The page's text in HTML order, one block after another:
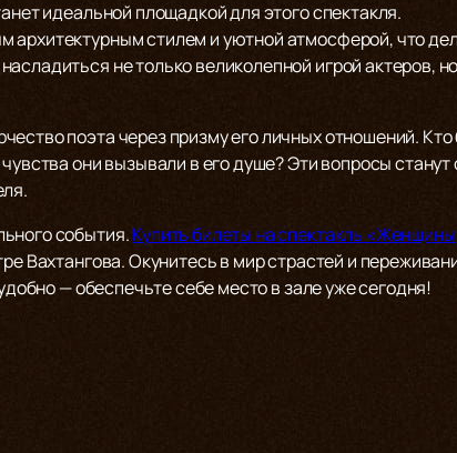
идеальной площадкой для этого спектакля.
стилем и уютной атмосферой, что
не только великолепной игрой актеров,
поэта через призму его личных отношений. Кто
они вызывали в его душе? Эти вопросы станут
события.Купить билеты на спектакль «Женщины
Вахтангова. Окунитесь в мир страстей и
— обеспечьте себе место в зале уже сегодня!